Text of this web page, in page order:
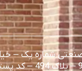
شماره یک–
– پلاک 494 – کد